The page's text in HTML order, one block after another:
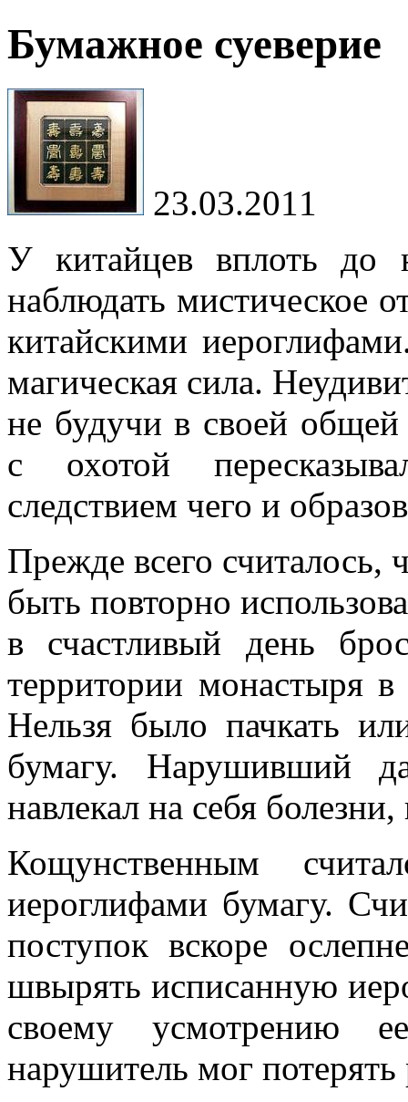
Бумажное суеверие
23.03.2011
У китайцев вплоть до
наблюдать мистическое
китайскими
магическая сила.
не будучи в своей
с охотой
следствием чего и
Прежде всего считалось,
быть повторно
в счастливый день
территории монастыря в
Нельзя было пачкать
бумагу. Нарушивший
навлекал на себя
Кощунственным
иероглифами бумагу.
поступок вскоре
швырять исписанную
своему усмотрению
нарушитель мог потерять